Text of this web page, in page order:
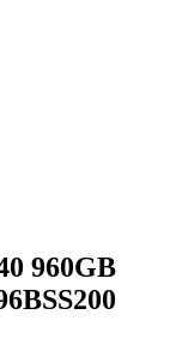
960GB